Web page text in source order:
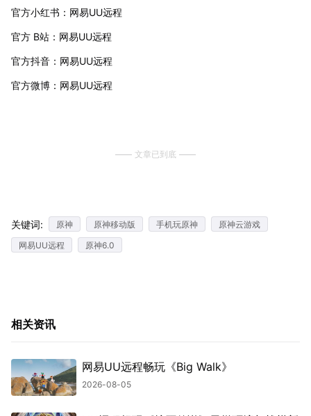
官方小红书：网易UU远程
官方 B站：网易UU远程
官方抖音：网易UU远程
官方微博：网易UU远程
文章已到底
关键词: 原神 原神移动版 手机玩原神
原神云游戏
网易UU远程
原神6.0
相关资讯
网易UU远程畅玩《Big Walk》
2026-08-05